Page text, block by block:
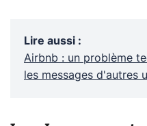
Lire aussi :
Airbnb : un problème
les messages d'autres